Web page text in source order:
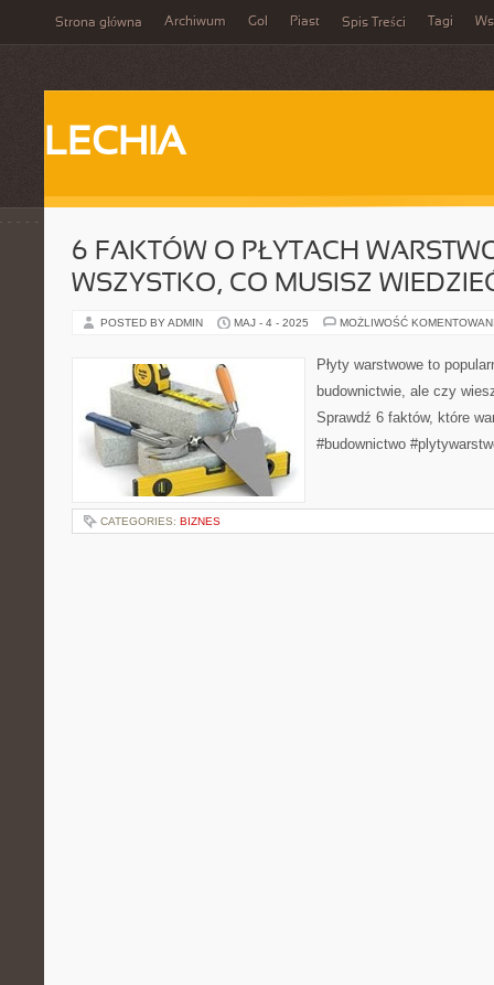
Strona główna Archiwum Gol Piast Spis Treści Tagi
LECHIA
6 FAKTÓW O PŁYTACH
WSZYSTKO, CO MUSISZ
POSTED BY ADMIN MAJ - 4 - 2025 MOŻLIWOŚĆ
Płyty warstwowe to
budownictwie, ale czy
Sprawdź 6 faktów, które
#budownictwo
CATEGORIES: BIZNES